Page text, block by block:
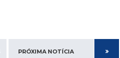
PRÓXIMA NOTÍCIA